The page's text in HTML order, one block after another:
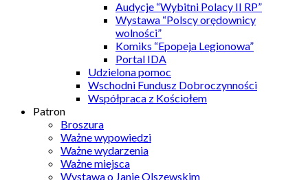
Audycje “Wybitni Polacy II RP”
Wystawa “Polscy orędownicy
wolności”
Komiks “Epopeja Legionowa”
Portal IDA
Udzielona pomoc
Wschodni Fundusz Dobroczynności
Współpraca z Kościołem
Patron
Broszura
Ważne wypowiedzi
Ważne wydarzenia
Ważne miejsca
Wystawa o Janie Olszewskim